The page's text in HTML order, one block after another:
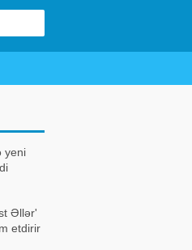
yeni
Əllər'
etdirir